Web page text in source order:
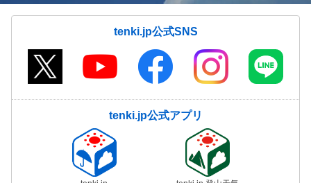
tenki.jp公式SNS
tenki.jp公式アプリ